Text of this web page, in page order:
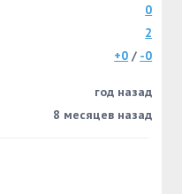
0
2
+0 / -0
год назад
8 месяцев назад